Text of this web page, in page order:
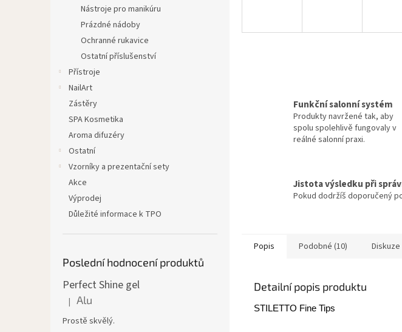
Nástroje pro manikúru
Prázdné nádoby
Ochranné rukavice
Ostatní příslušenství
Přístroje
NailArt
Zástěry
SPA Kosmetika
Aroma difuzéry
Ostatní
Vzorníky a prezentační sety
Akce
Výprodej
Důležité informace k TPO
Poslední hodnocení produktů
Perfect Shine gel
Hodnocení produktu je 5 z 5 hvězdiček.
| Alu
Prostě skvělý.
Funkční salonní systém
Produkty navržené tak, aby
spolu spolehlivě fungovaly v
reálné salonní praxi.
Jistota výsledku při
Pokud dodržíš doporučený
Popis Podobné (10) Diskuze
Detailní popis produktu
STILETTO Fine Tips